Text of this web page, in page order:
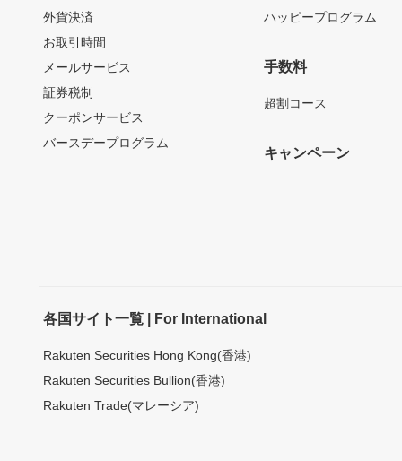
外貨決済
お取引時間
メールサービス
証券税制
クーポンサービス
バースデープログラム
ハッピープログラム
手数料
超割コース
キャンペーン
各国サイト一覧 | For International
Rakuten Securities Hong Kong(香港)
Rakuten Securities Bullion(香港)
Rakuten Trade(マレーシア)